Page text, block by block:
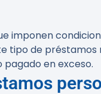
imponen
de préstamos
en exceso.